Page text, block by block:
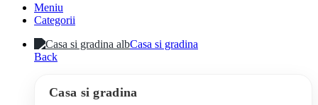
Meniu
Categorii
Casa si gradina
Back
Casa si gradina